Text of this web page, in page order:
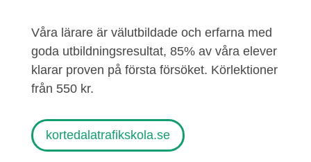
Våra lärare är välutbildade och erfarna med
goda utbildningsresultat, 85% av våra elever
klarar proven på första försöket. Körlektioner
från 550 kr.
kortedalatrafikskola.se